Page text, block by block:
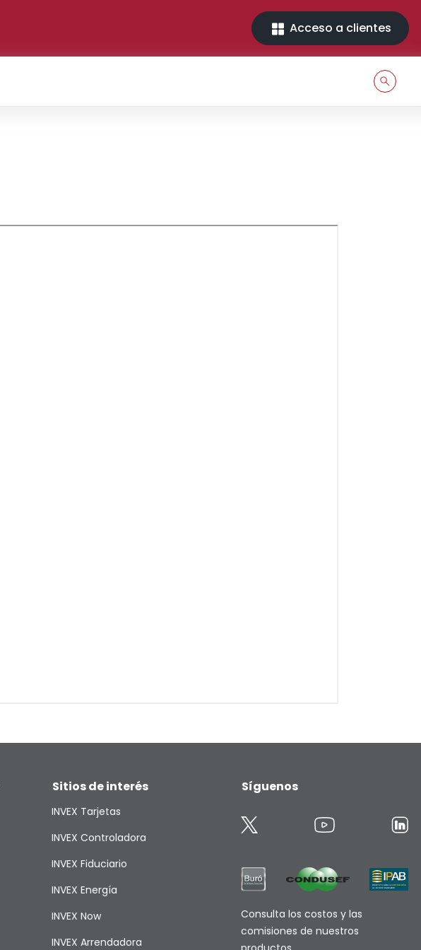
Acceso a clientes
Sitios de interés
INVEX Tarjetas
INVEX Controladora
INVEX Fiduciario
INVEX Energía
INVEX Now
INVEX Arrendadora
Síguenos
Consulta los costos y las
comisiones de nuestros